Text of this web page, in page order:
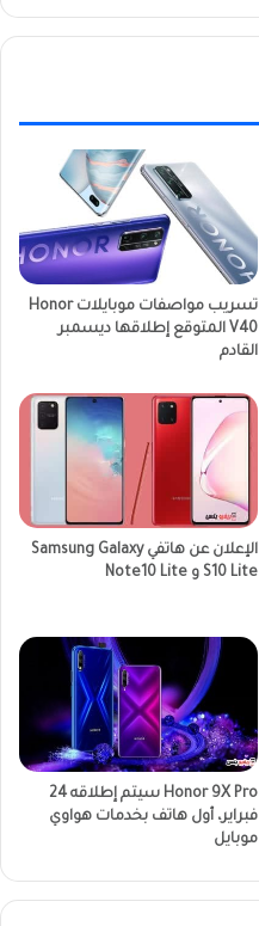
تسريب مواصفات موبايلات Honor
V40 المتوقع إطلاقها ديسمبر
القادم
الإعلان عن هاتفي Samsung Galaxy
S10 Lite و Note10 Lite
Honor 9X Pro سيتم إطلاقه 24
فبراير، أول هاتف بخدمات هواوي
موبايل